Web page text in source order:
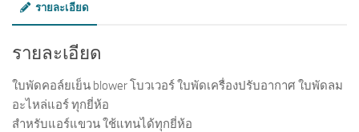
รายละเอียด
รายละเอียด
ใบพัดคอล์ยเย็น blower โบวเวอร์ ใบพัดเครื่องปรับอากาศ ใบพัดลม
อะไหล่แอร์ ทุกยี่ห้อ
สำหรับแอร์แขวน ใช้แทนได้ทุกยี่ห้อ